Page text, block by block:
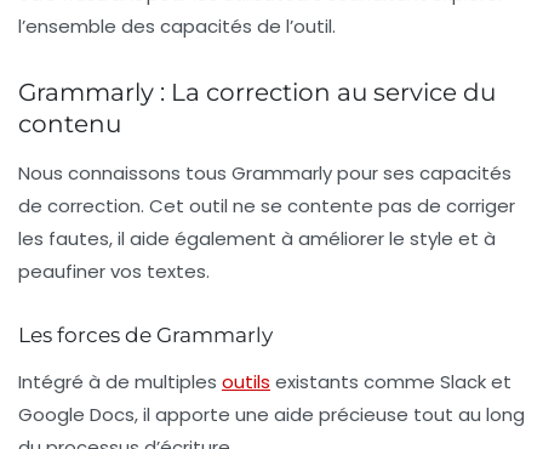
l’ensemble des capacités de l’outil.
Grammarly : La correction au service du
contenu
Nous connaissons tous Grammarly pour ses capacités
de correction. Cet outil ne se contente pas de corriger
les fautes, il aide également à améliorer le style et à
peaufiner vos textes.
Les forces de Grammarly
Intégré à de multiples outils existants comme Slack et
Google Docs, il apporte une aide précieuse tout au long